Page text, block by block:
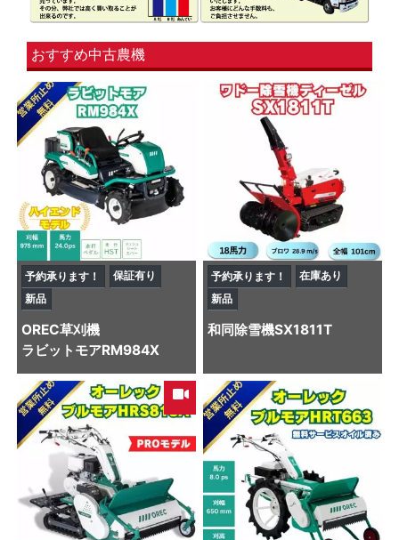
おすすめ中古農機
予約承ります！
保証有り
新品
OREC草刈機
ラビットモアRM984X
予約承ります！
在庫あり
新品
和同除雪機SX1811T